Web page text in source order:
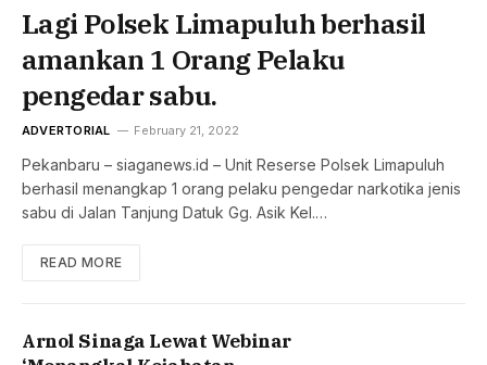
Lagi Polsek Limapuluh berhasil
amankan 1 Orang Pelaku
pengedar sabu.
ADVERTORIAL February 21, 2022
Pekanbaru – siaganews.id – Unit Reserse Polsek Limapuluh
berhasil menangkap 1 orang pelaku pengedar narkotika jenis
sabu di Jalan Tanjung Datuk Gg. Asik Kel.…
READ MORE
Arnol Sinaga Lewat Webinar